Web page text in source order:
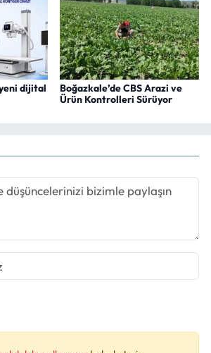
dijital
Boğazkale’de CBS Arazi ve
Ürün Kontrolleri Sürüyor